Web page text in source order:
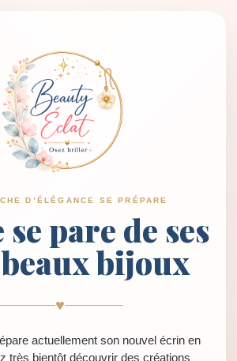
D’ÉLÉGANCE SE PRÉPARE
se pare de ses
bijoux
♥
actuellement son nouvel écrin en
très bientôt découvrir des créations